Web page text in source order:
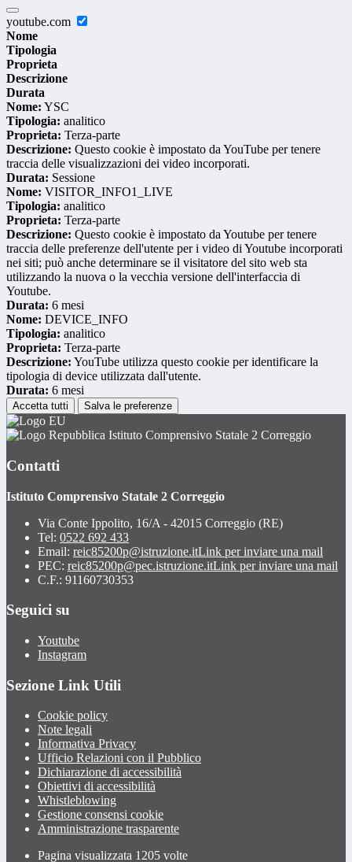
youtube.com
Nome
Tipologia
Proprieta
Descrizione
Durata
Nome: YSC
Tipologia: analitico
Proprieta: Terza-parte
Descrizione: Questo cookie è impostato da YouTube per tenere
traccia delle visualizzazioni dei video incorporati.
Durata: Sessione
Nome: VISITOR_INFO1_LIVE
Tipologia: analitico
Proprieta: Terza-parte
Descrizione: Questo cookie è impostato da Youtube per tenere
traccia delle preferenze dell'utente per i video di Youtube incorporati
nei siti; può anche determinare se il visitatore del sito web sta
utilizzando la nuova o la vecchia versione dell'interfaccia di
Youtube.
Durata: 6 mesi
Nome: DEVICE_INFO
Tipologia: analitico
Proprieta: Terza-parte
Descrizione: YouTube utilizza questo cookie per identificare la
tipologia di device utilizzata dall'utente.
Durata: 6 mesi
Accetta tutti Salva le preferenze
Istituto Comprensivo Statale 2 Correggio
Contatti
Istituto Comprensivo Statale 2 Correggio
Via Conte Ippolito, 16/A - 42015 Correggio (RE)
Tel: 0522 692 433
Email: reic85200p@istruzione.itLink per inviare una mail
PEC: reic85200p@pec.istruzione.itLink per inviare una mail
C.F.: 91160730353
Seguici su
Youtube
Instagram
Sezione Link Utili
Cookie policy
Note legali
Informativa Privacy
Ufficio Relazioni con il Pubblico
Dichiarazione di accessibilità
Obiettivi di accessibilità
Whistleblowing
Gestione consensi cookie
Amministrazione trasparente
Pagina visualizzata 1205 volte